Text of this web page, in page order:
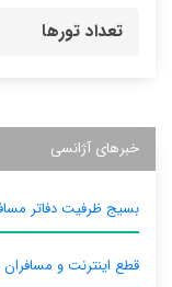
تعداد تورها
خبرهای آژانسی
بسیج ظرفیت دفاتر
قطع اینترنت و